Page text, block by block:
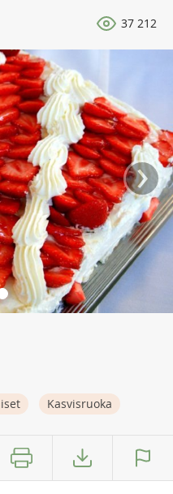
37 212
›
Kasvisruoka